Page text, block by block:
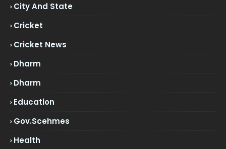
City And State
Cricket
Cricket News
Dharm
Dharm
Education
Gov.scehmes
Health